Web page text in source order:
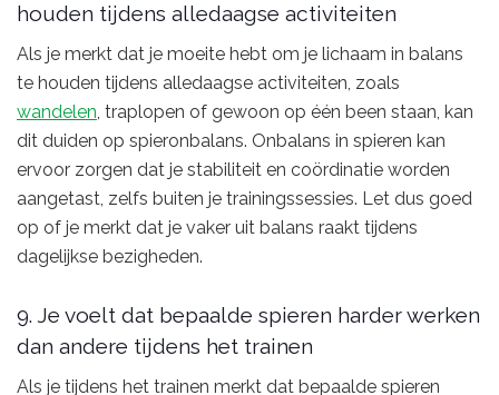
houden tijdens alledaagse activiteiten
Als je merkt dat je moeite hebt om je lichaam in balans
te houden tijdens alledaagse activiteiten, zoals
wandelen , traplopen of gewoon op één been staan, kan
dit duiden op spieronbalans. Onbalans in spieren kan
ervoor zorgen dat je stabiliteit en coördinatie worden
aangetast, zelfs buiten je trainingssessies. Let dus goed
op of je merkt dat je vaker uit balans raakt tijdens
dagelijkse bezigheden.
9. Je voelt dat bepaalde spieren harder werken
dan andere tijdens het trainen
Als je tijdens het trainen merkt dat bepaalde spieren